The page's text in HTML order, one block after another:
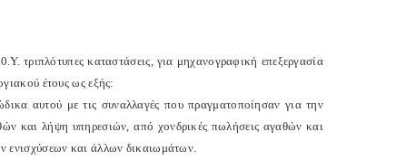
τριπλότυπες καταστάσεις, για μηχανογραφική επεξεργασία
έτους ως εξής:
αυτού με τις συναλλαγές που πραγματοποίησαν για την
και λήψη υπηρεσιών, από χονδρικές πωλήσεις αγαθών και
ενισχύσεων και άλλων δικαιωμάτων.